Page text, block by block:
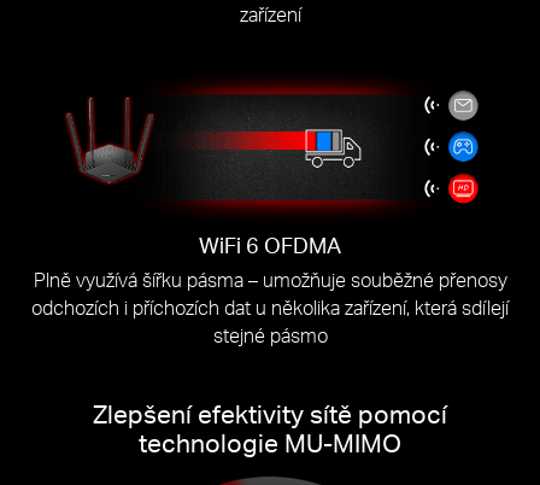
zařízení
WiFi 6 OFDMA
Plně využívá šířku pásma – umožňuje souběžné přenosy
odchozích i příchozích dat u několika zařízení, která sdílejí
stejné pásmo
Zlepšení efektivity sítě pomocí
technologie MU-MIMO